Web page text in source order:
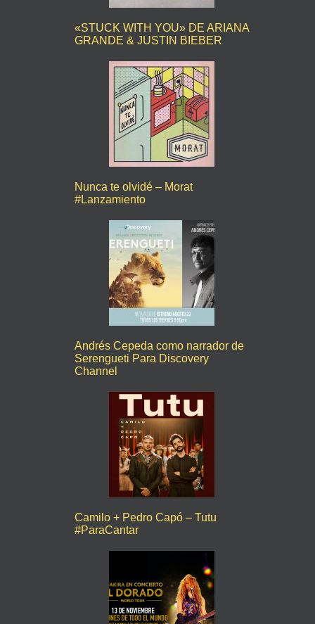
«STUCK WITH YOU» DE ARIANA
GRANDE & JUSTIN BIEBER
Nunca te olvidé – Morat
#Lanzamiento
Andrés Cepeda como narrador de
Serengueti Para Discovery
Channel
Camilo + Pedro Capó – Tutu
#ParaCantar